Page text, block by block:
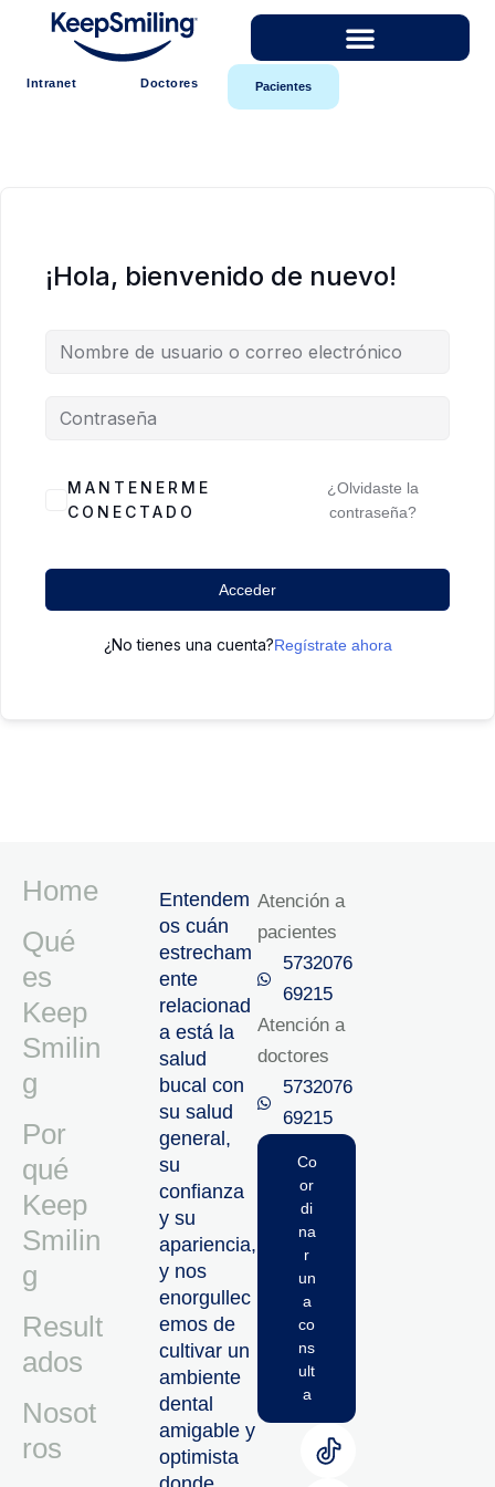
Intranet Doctores Pacientes
¡Hola, bienvenido de nuevo!
MANTENERME
CONECTADO
¿Olvidaste la
contraseña?
Acceder
¿No tienes una cuenta?Regístrate ahora
Home
Qué
es
Keep
Smilin
g
Por
qué
Keep
Smilin
g
Result
ados
Nosot
ros
Entendem
os cuán
estrecham
ente
relacionad
a está la
salud
bucal con
su salud
general,
su
confianza
y su
apariencia,
y nos
enorgullec
emos de
cultivar un
ambiente
dental
amigable y
optimista
Atención a
pacientes
5732076
69215‬
Atención a
doctores
5732076
69215‬
Co
or
di
na
r
un
a
co
ns
ult
a